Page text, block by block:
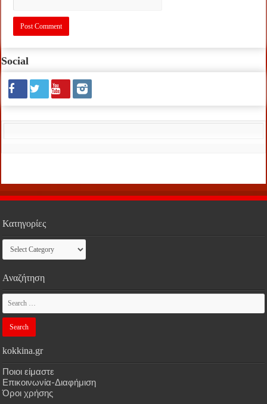
Social
Κατηγορίες
Κατηγορίες
Αναζήτηση
kokkina.gr
Ποιοι είμαστε
Επικοινωνία-Διαφήμιση
Όροι χρήσης